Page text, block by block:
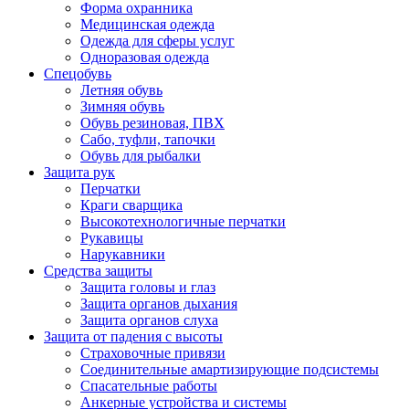
Форма охранника
Медицинская одежда
Одежда для сферы услуг
Одноразовая одежда
Спецобувь
Летняя обувь
Зимняя обувь
Обувь резиновая, ПВХ
Сабо, туфли, тапочки
Обувь для рыбалки
Защита рук
Перчатки
Краги сварщика
Высокотехнологичные перчатки
Рукавицы
Нарукавники
Средства защиты
Защита головы и глаз
Защита органов дыхания
Защита органов слуха
Защита от падения с высоты
Страховочные привязи
Соединительные амартизирующие подсистемы
Спасательные работы
Анкерные устройства и системы